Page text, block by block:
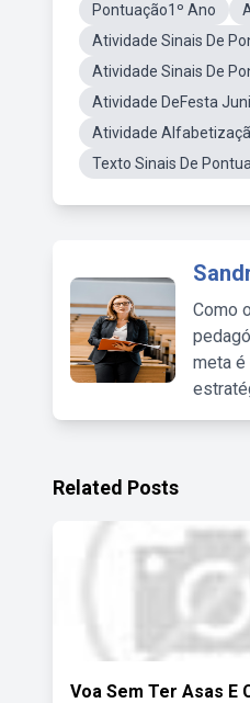
Pontuação1º Ano
Atividade Sinais De
Atividade Sinais De
Atividade DeFesta
Atividade
Texto Sinais De
Como
meta é
Related Posts
Voa Sem Ter Asas E